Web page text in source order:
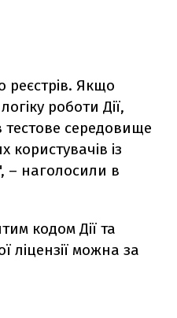
реєстрів. Якщо
роботи Дії,
тестове середовище
із
– наголосили в
кодом Дії та
ліцензії можна за